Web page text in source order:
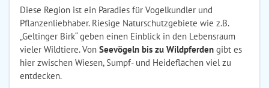
Diese Region ist ein Paradies für Vogelkundler und
Pflanzenliebhaber. Riesige Naturschutzgebiete wie z.B.
„Geltinger Birk“ geben einen Einblick in den Lebensraum
vieler Wildtiere. Von Seevögeln bis zu Wildpferden gibt es
hier zwischen Wiesen, Sumpf- und Heideflächen viel zu
entdecken.